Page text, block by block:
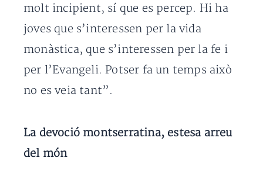
molt incipient, sí que es percep. Hi ha
joves que s’interessen per la vida
monàstica, que s’interessen per la fe i
per l’Evangeli. Potser fa un temps això
no es veia tant”.
La devoció montserratina, estesa arreu
del món